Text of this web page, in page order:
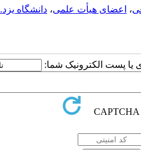
، اعضای هیأت علمی، دانشگاه یزد.
یا پست الکترونیک شما: